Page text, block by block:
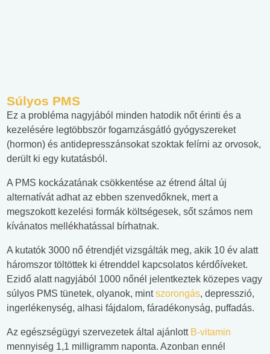
Súlyos PMS
Ez a probléma nagyjából minden hatodik nőt érinti és a
kezelésére legtöbbször fogamzásgátló gyógyszereket
(hormon) és antidepresszánsokat szoktak felírni az orvosok,
derült ki egy kutatásból.
A PMS kockázatának csökkentése az étrend által új
alternatívát adhat az ebben szenvedőknek, mert a
megszokott kezelési formák költségesek, sőt számos nem
kívánatos mellékhatással bírhatnak.
A kutatók 3000 nő étrendjét vizsgálták meg, akik 10 év alatt
háromszor töltöttek ki étrenddel kapcsolatos kérdőíveket.
Ezidő alatt nagyjából 1000 nőnél jelentkeztek közepes vagy
súlyos PMS tünetek, olyanok, mintszorongás, depresszió,
ingerlékenység, alhasi fájdalom, fáradékonyság, puffadás.
Az egészségügyi szervezetek által ajánlott B-vitamin
mennyiség 1,1 milligramm naponta. Azonban ennél